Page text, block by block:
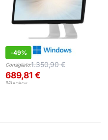
-49%
Consigliato:1.350,90€
689,81€
IVA inclusa